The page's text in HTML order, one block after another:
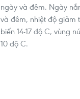
ngày và đêm. Ngày
và đêm, nhiệt độ giảm
biến 14-17 độ C, vùng
10 độ C.